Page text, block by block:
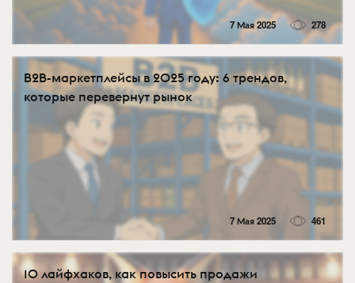
7 Мая 2025 278
B2B-маркетплейсы в 2025 году: 6 трендов,
которые перевернут рынок
7 Мая 2025 461
10 лайфхаков, как повысить продажи